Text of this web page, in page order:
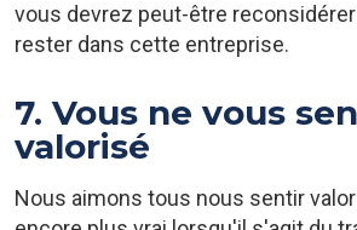
vous devrez peut-être
rester dans cette entreprise.
7. Vous ne vous
valorisé
Nous aimons tous nous sentir